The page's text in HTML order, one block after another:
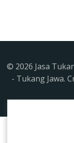
© 2026 Jasa
- Tukang Jawa.